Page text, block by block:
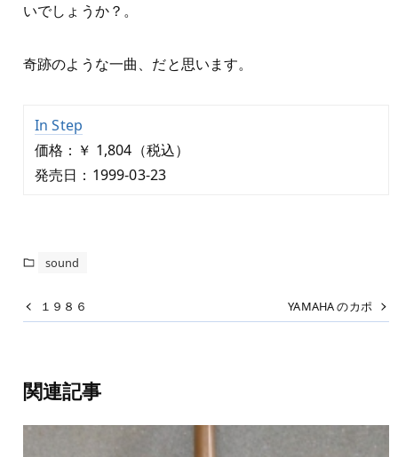
いでしょうか？。
奇跡のような一曲、だと思います。
In Step
価格：￥ 1,804（税込）
発売日：1999-03-23
sound
１９８６ YAMAHA のカポ
関連記事